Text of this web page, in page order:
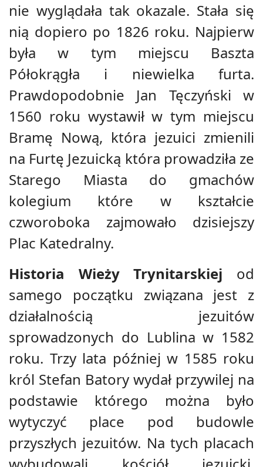
nie wyglądała tak okazale. Stała się
nią dopiero po 1826 roku. Najpierw
była w tym miejscu Baszta
Półokrągła i niewielka furta.
Prawdopodobnie Jan Tęczyński w
1560 roku wystawił w tym miejscu
Bramę Nową, która jezuici zmienili
na Furtę Jezuicką która prowadziła ze
Starego Miasta do gmachów
kolegium które w kształcie
czworoboka zajmowało dzisiejszy
Plac Katedralny.
Historia Wieży Trynitarskiej od
samego początku związana jest z
działalnością jezuitów
sprowadzonych do Lublina w 1582
roku. Trzy lata później w 1585 roku
król Stefan Batory wydał przywilej na
podstawie którego można było
wytyczyć place pod budowle
przyszłych jezuitów. Na tych placach